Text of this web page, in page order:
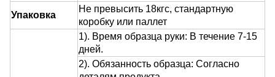
Упаковка
Не превысить 18кгс, стандартную
коробку или паллет
1). Время образца руки: В течение 7-15
дней.
2). Обязанность образца: Согласно